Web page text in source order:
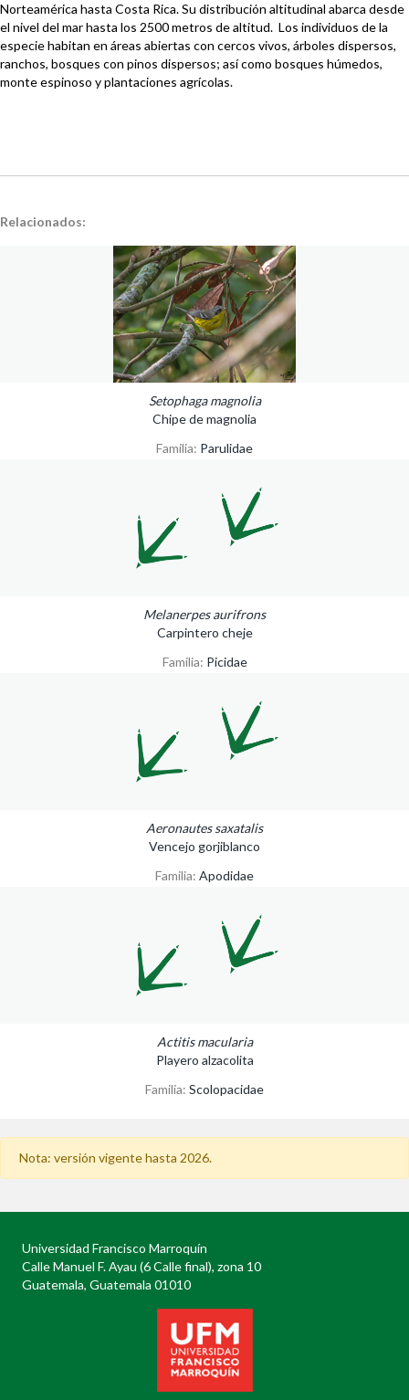
Norteamérica hasta Costa Rica. Su distribución altitudinal abarca desde
el nivel del mar hasta los 2500 metros de altitud. Los individuos de la
especie habitan en áreas abiertas con cercos vivos, árboles dispersos,
ranchos, bosques con pinos dispersos; así como bosques húmedos,
monte espinoso y plantaciones agrícolas.
Relacionados:
Setophaga magnolia
Chipe de magnolia
Familia: Parulidae
Melanerpes aurifrons
Carpintero cheje
Familia: Picidae
Aeronautes saxatalis
Vencejo gorjiblanco
Familia: Apodidae
Actitis macularia
Playero alzacolita
Familia: Scolopacidae
Nota: versión vigente hasta 2026.
Universidad Francisco Marroquín
Calle Manuel F. Ayau (6 Calle final), zona 10
Guatemala, Guatemala 01010